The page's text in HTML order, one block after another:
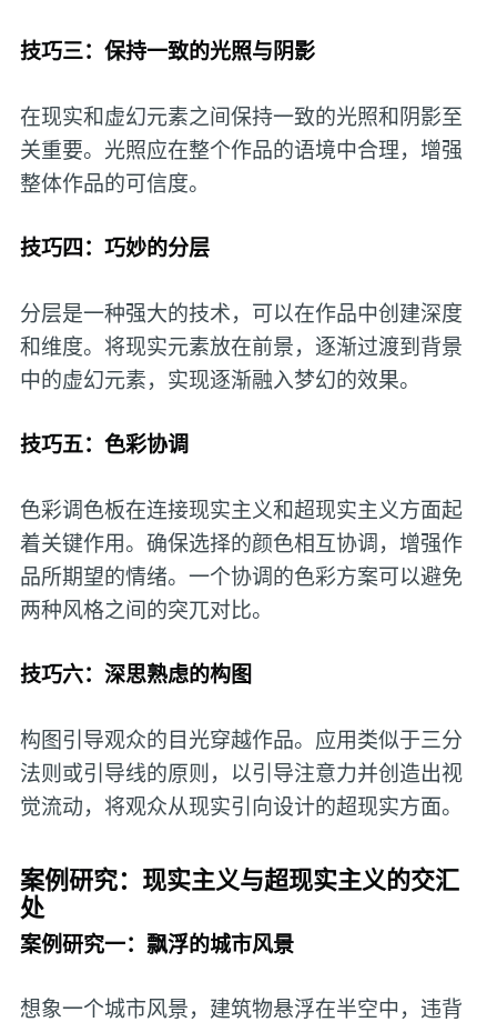
技巧三：保持一致的光照与阴影
在现实和虚幻元素之间保持一致的光照和阴影至
关重要。光照应在整个作品的语境中合理，增强
整体作品的可信度。
技巧四：巧妙的分层
分层是一种强大的技术，可以在作品中创建深度
和维度。将现实元素放在前景，逐渐过渡到背景
中的虚幻元素，实现逐渐融入梦幻的效果。
技巧五：色彩协调
色彩调色板在连接现实主义和超现实主义方面起
着关键作用。确保选择的颜色相互协调，增强作
品所期望的情绪。一个协调的色彩方案可以避免
两种风格之间的突兀对比。
技巧六：深思熟虑的构图
构图引导观众的目光穿越作品。应用类似于三分
法则或引导线的原则，以引导注意力并创造出视
觉流动，将观众从现实引向设计的超现实方面。
案例研究：现实主义与超现实主义的交汇
处
案例研究一：飘浮的城市风景
想象一个城市风景，建筑物悬浮在半空中，违背